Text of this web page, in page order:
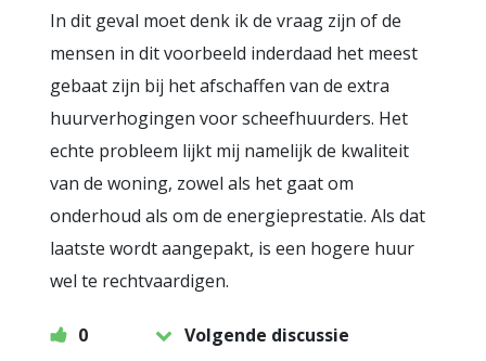
In dit geval moet denk ik de vraag zijn of de
mensen in dit voorbeeld inderdaad het meest
gebaat zijn bij het afschaffen van de extra
huurverhogingen voor scheefhuurders. Het
echte probleem lijkt mij namelijk de kwaliteit
van de woning, zowel als het gaat om
onderhoud als om de energieprestatie. Als dat
laatste wordt aangepakt, is een hogere huur
wel te rechtvaardigen.
0 Volgende discussie